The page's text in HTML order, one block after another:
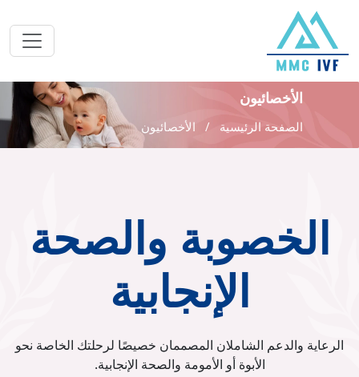
الأخصائيون
الصفحة الرئيسية الأخصائيون
الخصوبة والصحة
الإنجابية
الرعاية والدعم الشاملان المصممان خصيصًا لرحلتك الخاصة نحو
الأبوة أو الأمومة والصحة الإنجابية.